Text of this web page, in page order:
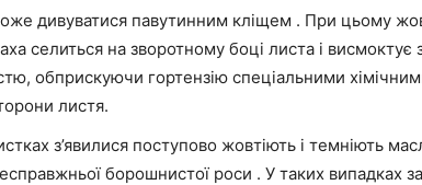
дивуватися павутинним кліщем . При цьому
селиться на зворотному боці листа і
обприскуючи гортензію спеціальними
листя.
з’явилися поступово жовтіють і темніють
борошнистої роси . У таких випадках